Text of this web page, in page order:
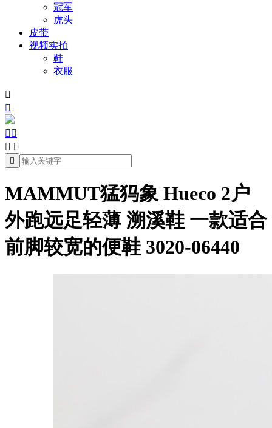
冠军
虎头
皮带
视频实拍
鞋
衣服


 
 

MAMMUT猛犸象 Hueco 2户
外跑远足轻薄 溯溪鞋 一款适合
前脚较宽的便鞋 3020-06440